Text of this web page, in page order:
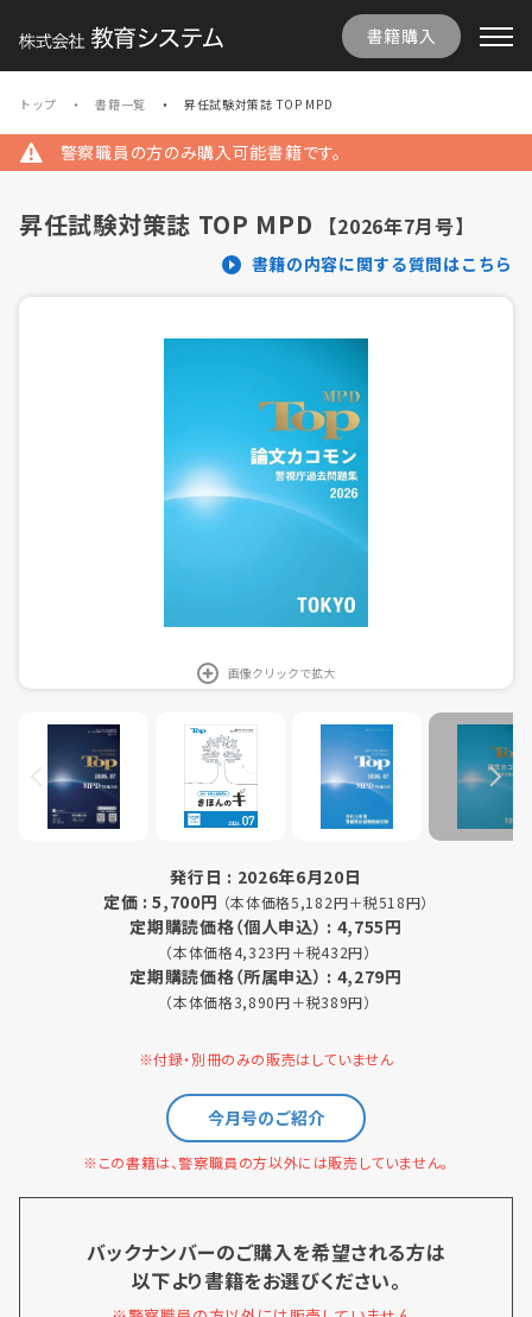
書籍購入
トップ 書籍一覧 昇任試験対策誌 TOP MPD
警察職員の方のみ購入可能書籍です。
昇任試験対策誌 TOP MPD 【2026年7月号】
書籍の内容に関する質問はこちら
画像クリックで拡大
発行日 : 2026年6月20日
定価 : 5,700円 （本体価格5,182円＋税518円）
定期購読価格（個人申込） : 4,755円
（本体価格4,323円＋税432円）
定期購読価格（所属申込） : 4,279円
（本体価格3,890円＋税389円）
※付録・別冊のみの販売はしていません
今月号のご紹介
※この書籍は、警察職員の方以外には販売していません。
バックナンバーのご購入を希望される方は
以下より書籍をお選びください。